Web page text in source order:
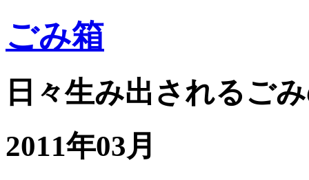
ごみ箱
日々生み出されるご
2011年03月